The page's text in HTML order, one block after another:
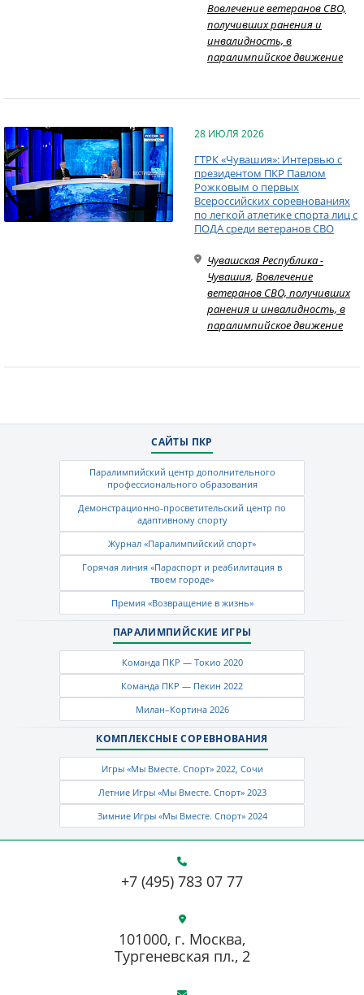
Вовлечение ветеранов СВО,
получивших ранения и
инвалидность, в
паралимпийское движение
28 ИЮЛЯ 2026
ГТРК «Чувашия»: Интервью с
президентом ПКР Павлом
Рожковым о первых
Всероссийских соревнованиях
по легкой атлетике спорта лиц с
ПОДА среди ветеранов СВО
Чувашская Республика -
Чувашия, Вовлечение
ветеранов СВО, получивших
ранения и инвалидность, в
паралимпийское движение
САЙТЫ ПКР
Паралимпийский центр дополнительного
профессионального образования
Демонстрационно-просветительский центр по
адаптивному спорту
Журнал «Паралимпийский спорт»
Горячая линия «Параспорт и реабилитация в
твоем городе»
Премия «Возвращение в жизнь»
ПАРАЛИМПИЙСКИЕ ИГРЫ
Команда ПКР — Токио 2020
Команда ПКР — Пекин 2022
Милан–Кортина 2026
КОМПЛЕКСНЫЕ СОРЕВНОВАНИЯ
Игры «Мы Вместе. Спорт» 2022, Сочи
Летние Игры «Мы Вместе. Спорт» 2023
Зимние Игры «Мы Вместе. Спорт» 2024
+7 (495) 783 07 77
101000, г. Москва,
Тургеневская пл., 2